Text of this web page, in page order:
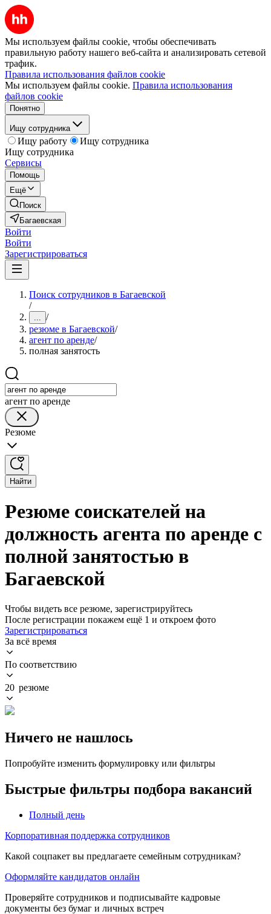
Мы используем файлы cookie, чтобы обеспечивать
правильную работу нашего веб-сайта и анализировать сетевой
трафик.
Правила использования файлов cookie
Мы используем файлы cookie. Правила использования
файлов cookie
Понятно
Ищу сотрудника
Ищу работу
Ищу сотрудника
Ищу сотрудника
Сервисы
Помощь
Ещё
Поиск
Багаевская
Войти
Войти
Зарегистрироваться
Поиск сотрудников в Багаевской
/
... /
резюме в Багаевской/
агент по аренде/
полная занятость
агент по аренде
Резюме
Найти
Резюме соискателей на
должность агента по аренде с
полной занятостью в
Багаевской
Чтобы видеть все резюме, зарегистрируйтесь
После регистрации покажем ещё 1 и откроем фото
Зарегистрироваться
За всё время
По соответствию
20 резюме
Ничего не нашлось
Попробуйте изменить формулировку или фильтры
Быстрые фильтры подбора вакансий
Полный день
Корпоративная поддержка сотрудников
Какой соцпакет вы предлагаете семейным сотрудникам?
Оформляйте кандидатов онлайн
Проверяйте сотрудников и подписывайте кадровые
документы без бумаг и личных встреч